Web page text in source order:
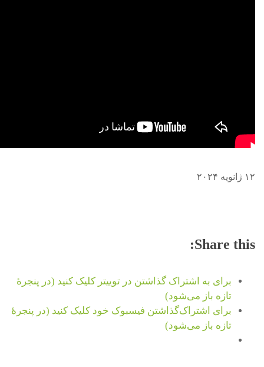
۱۲ ژانویه ۲۰۲۴
Share this:
برای به اشتراک گذاشتن در توییتر کلیک کنید (در پنجرۀ
تازه باز می‌شود)
برای اشتراک‌گذاشتن فیسبوک خود کلیک کنید (در پنجرۀ
تازه باز می‌شود)